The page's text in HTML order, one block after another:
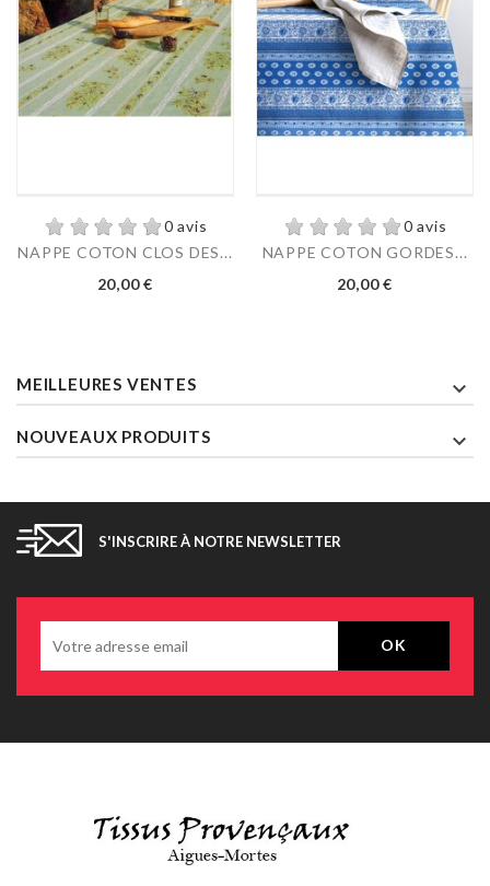
0 avis
NAPPE COTON CLOS DES...
Prix
20,00 €
0 avis
NAPPE COTON GORDES...
Prix
20,00 €
MEILLEURES VENTES 
NOUVEAUX PRODUITS 
S'INSCRIRE À NOTRE NEWSLETTER